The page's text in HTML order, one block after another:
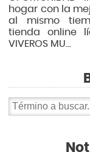
hogar con la
al mismo
tienda online
VIVEROS MU...